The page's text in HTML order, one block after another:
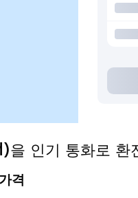
기 통화로 환
격